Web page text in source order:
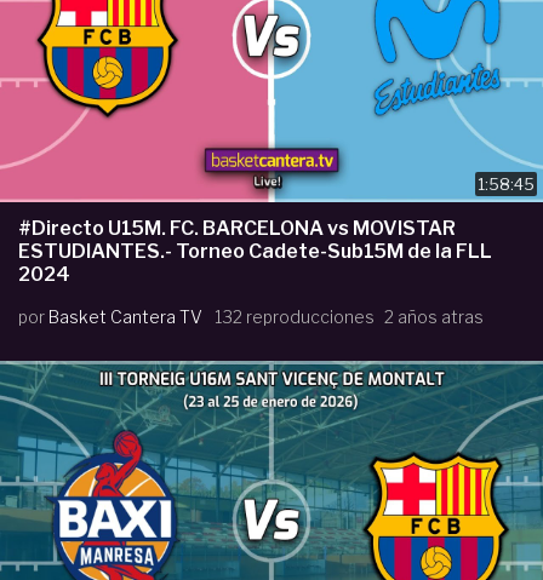
1:58:45
#Directo U15M. FC. BARCELONA vs MOVISTAR
ESTUDIANTES.- Torneo Cadete-Sub15M de la FLL
2024
por Basket Cantera TV 132 reproducciones 2 años atras